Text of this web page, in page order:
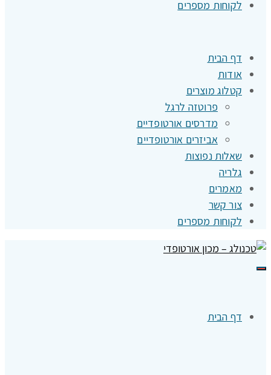
לקוחות מספרים
דף הבית
אודות
קטלוג מוצרים
פרוטזה לרגל
מדרסים אורטופדיים
אביזרים אורטופדיים
שאלות נפוצות
גלריה
מאמרים
צור קשר
לקוחות מספרים
תפריט
דף הבית